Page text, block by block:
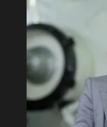
ССЫЛКА